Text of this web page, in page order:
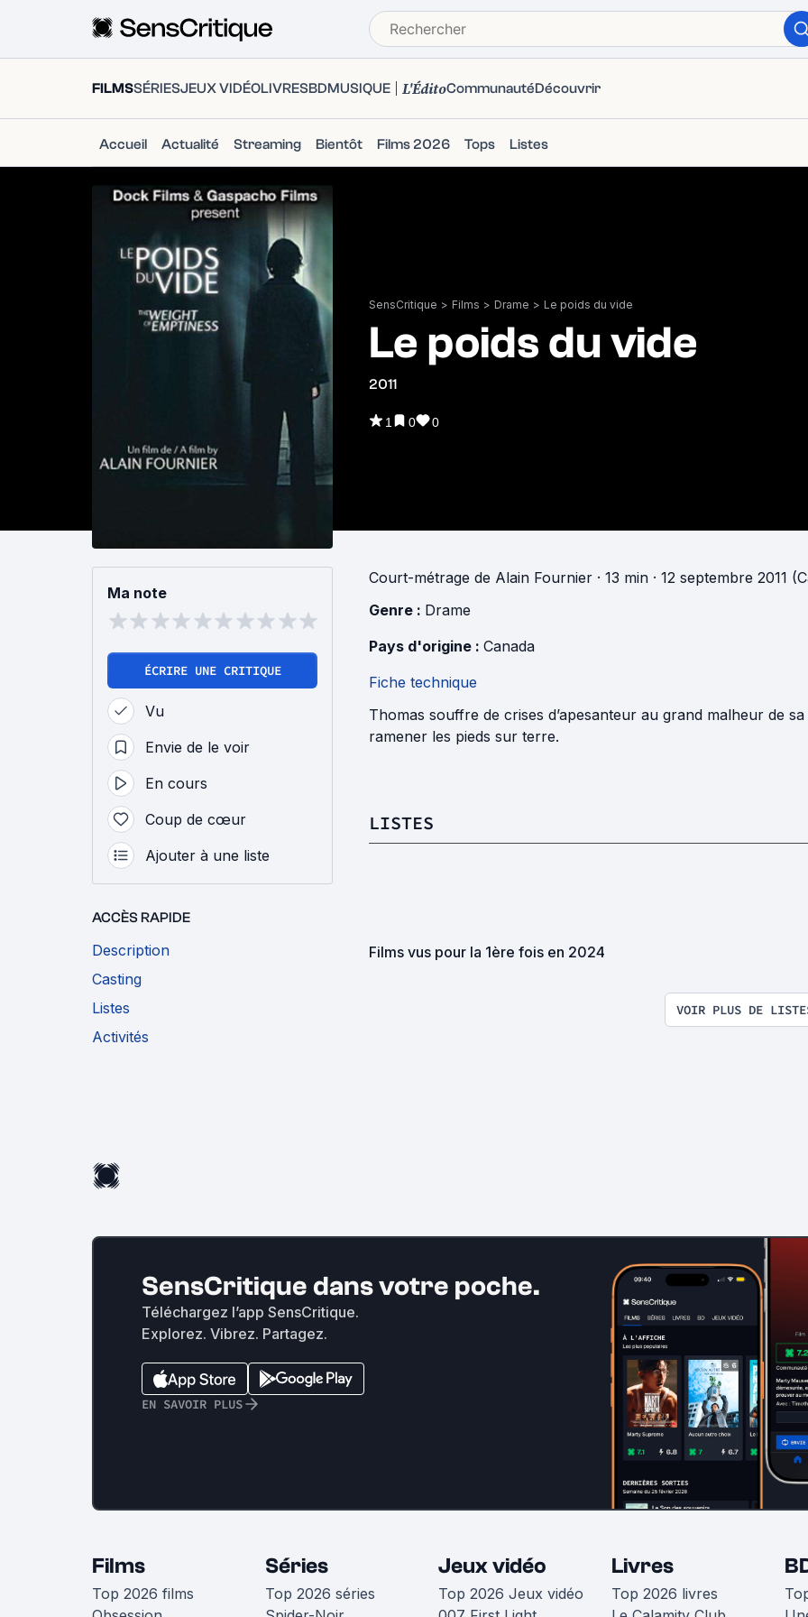
FILMSSÉRIESJEUX VIDÉOLIVRESBDMUSIQUE L'ÉditoCommunautéDécouvrir
Accueil Actualité Streaming Bientôt Films 2026 Tops Listes
SensCritique > Films > Drame > Le poids du vide
Le poids du vide
2011
1 0 0
Ma note
ÉCRIRE UNE CRITIQUE
Vu
Envie de le voir
En cours
Coup de cœur
Ajouter à une liste
ACCÈS RAPIDE
Description
Casting
Listes
Activités
Court-métrage de Alain Fournier · 13 min · 12 septembre 2011
Genre : Drame
Pays d'origine : Canada
Fiche technique
Thomas souffre de crises d’apesanteur au grand malheur de
ramener les pieds sur terre.
LISTES
Films vus pour la 1ère fois en 2024
VOIR PLUS DE
SensCritique dans votre poche.
Téléchargez l’app SensCritique.
Explorez. Vibrez. Partagez.
EN SAVOIR PLUS
Films
Top 2026 films
Séries
Top 2026 séries
Jeux vidéo
Top 2026 Jeux vidéo
Livres
Top 2026 livres